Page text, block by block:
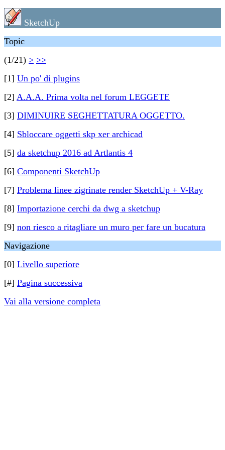
SketchUp
Topic
(1/21) > >>
[1] Un po' di plugins
[2] A.A.A. Prima volta nel forum LEGGETE
[3] DIMINUIRE SEGHETTATURA OGGETTO.
[4] Sbloccare oggetti skp xer archicad
[5] da sketchup 2016 ad Artlantis 4
[6] Componenti SketchUp
[7] Problema linee zigrinate render SketchUp + V-Ray
[8] Importazione cerchi da dwg a sketchup
[9] non riesco a ritagliare un muro per fare un bucatura
Navigazione
[0] Livello superiore
[#] Pagina successiva
Vai alla versione completa